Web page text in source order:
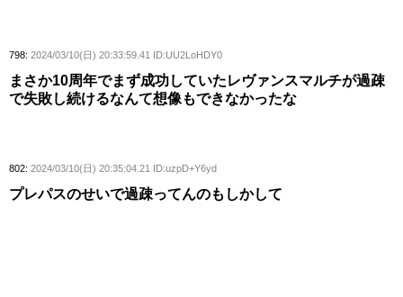
798: 2024/03/10(日) 20:33:59.41 ID:UU2LoHDY0
まさか10周年でまず成功していたレヴァンスマルチが過疎
で失敗し続けるなんて想像もできなかったな
802: 2024/03/10(日) 20:35:04.21 ID:uzpD+Y6yd
プレパスのせいで過疎ってんのもしかして